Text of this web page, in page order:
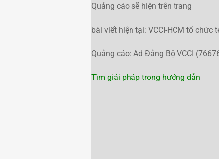
Quảng cáo sẽ hiện trên trang
bài viết hiện tại: VCCI-HCM tổ chức
Quảng cáo: Ad Đảng Bộ VCCI
Tìm giải pháp trong hướng dẫn